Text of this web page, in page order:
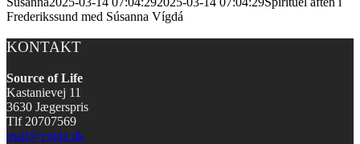
Frederikssund med Súsanna Vígdá
KONTAKT
Source of Life
Kastanievej 11
3630 Jægerspris
Tlf 20707569
mail@vigda.dk